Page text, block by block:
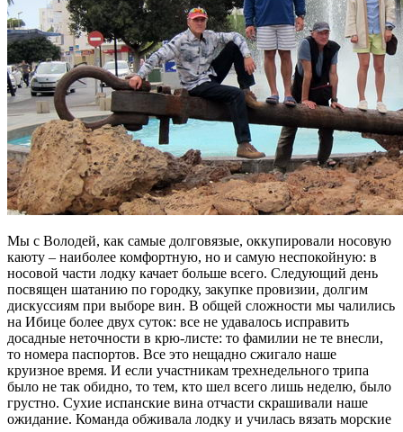
Мы с Володей, как самые долговязые, оккупировали носовую
каюту – наиболее комфортную, но и самую неспокойную: в
носовой части лодку качает больше всего. Следующий день
посвящен шатанию по городку, закупке провизии, долгим
дискуссиям при выборе вин. В общей сложности мы чалились
на Ибице более двух суток: все не удавалось исправить
досадные неточности в крю-листе: то фамилии не те внесли,
то номера паспортов. Все это нещадно сжигало наше
круизное время. И если участникам трехнедельного трипа
было не так обидно, то тем, кто шел всего лишь неделю, было
грустно. Сухие испанские вина отчасти скрашивали наше
ожидание. Команда обживала лодку и училась вязать морские